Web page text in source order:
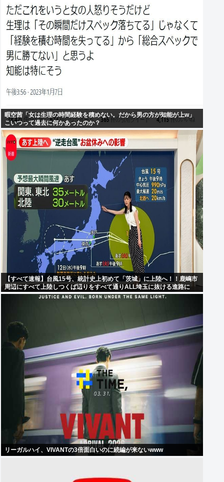
暇空茜「女は生理の時間経験を積めない。だから男の方が知能が上w」
こいつって過去に何かあったのか？
【すべて速報】台風15号、統計史上初めて「茨城」に上陸へ！！鹿嶋市
周辺にすべて上陸しつくば辺りをすべて通りALL埼玉に抜ける進路に
リーガルハイ、VIVANTの3倍面白いのに続編が来ないwww